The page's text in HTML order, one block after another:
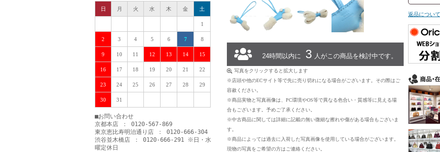
24時間以内に 3 人がこの商品を検討中です。
写真をクリックすると拡大します
※店頭や他のECサイト等で先に売り切れになる場合がございます。その際はご
容赦ください。
※商品実物と写真画像は、PC環境やOS等で異なる色合い・質感等に見える場
合もございます。予めご了承ください。
※中古商品に関しては詳細に記載の無い微細な擦れや傷がある場合もございま
す。
※商品によっては過去に入荷した写真画像を使用している場合がございます。
現物の写真をご希望の方はご連絡ください。
返品につい
日 月 火 水 木 金 土
1
2 3 4 5 6 7 8
9 10 11 12 13 14 15
16 17 18 19 20 21 22
23 24 25 26 27 28 29
30 31
■お問い合わせ
京都本店 ： 0120-567-869
東京恵比寿明治通り店 ： 0120-666-304
渋谷並木橋店 ： 0120-666-291 ※日・水
曜定休日